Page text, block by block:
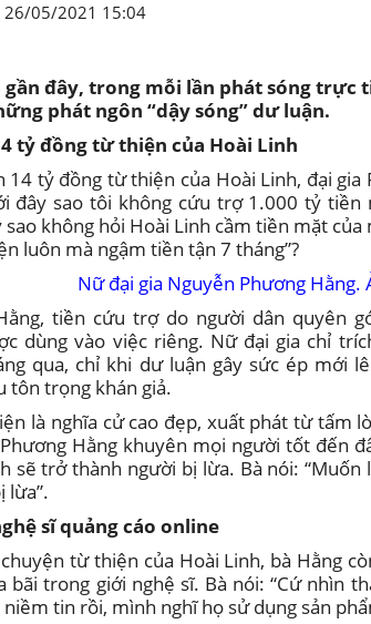
26/05/2021 15:04
gần đây, trong mỗi lần phát sóng trực
phát ngôn “dậy sóng” dư luận.
tỷ đồng từ thiện của Hoài Linh
14 tỷ đồng từ thiện của Hoài Linh, đại gia
đây sao tôi không cứu trợ 1.000 tỷ
sao không hỏi Hoài Linh cầm tiền mặt
luôn mà ngậm tiền tận 7 tháng”?
Nữ đại gia Nguyễn Phương
tiền cứu trợ do người dân quyên
dùng vào việc riêng. Nữ đại gia chỉ
qua, chỉ khi dư luận gây sức ép mới
tôn trọng khán giả.
là nghĩa cử cao đẹp, xuất phát từ tấm
Hằng khuyên mọi người tốt đến
sẽ trở thành người bị lừa. Bà nói:
lừa”.
sĩ quảng cáo online
từ thiện của Hoài Linh, bà Hằng
bãi trong giới nghệ sĩ. Bà nói: “Cứ nhìn
tin rồi, mình nghĩ họ sử dụng sản